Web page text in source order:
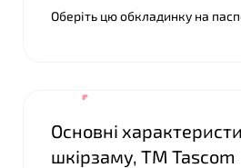
Оберіть цю обкладинку на
Основні
шкірзаму, ТМ Tascom
❤